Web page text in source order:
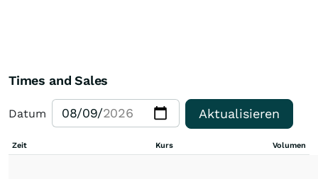
Times and Sales
Datum Aktualisieren
Zeit Kurs Volumen